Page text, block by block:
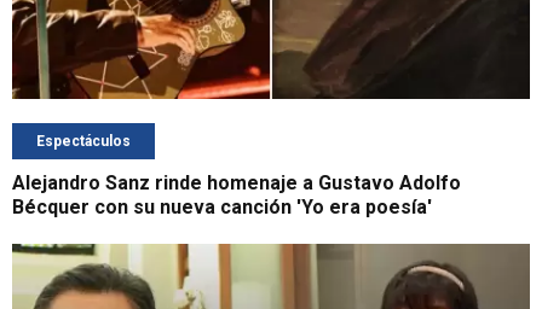
Espectáculos
Alejandro Sanz rinde homenaje a Gustavo Adolfo
Bécquer con su nueva canción 'Yo era poesía'